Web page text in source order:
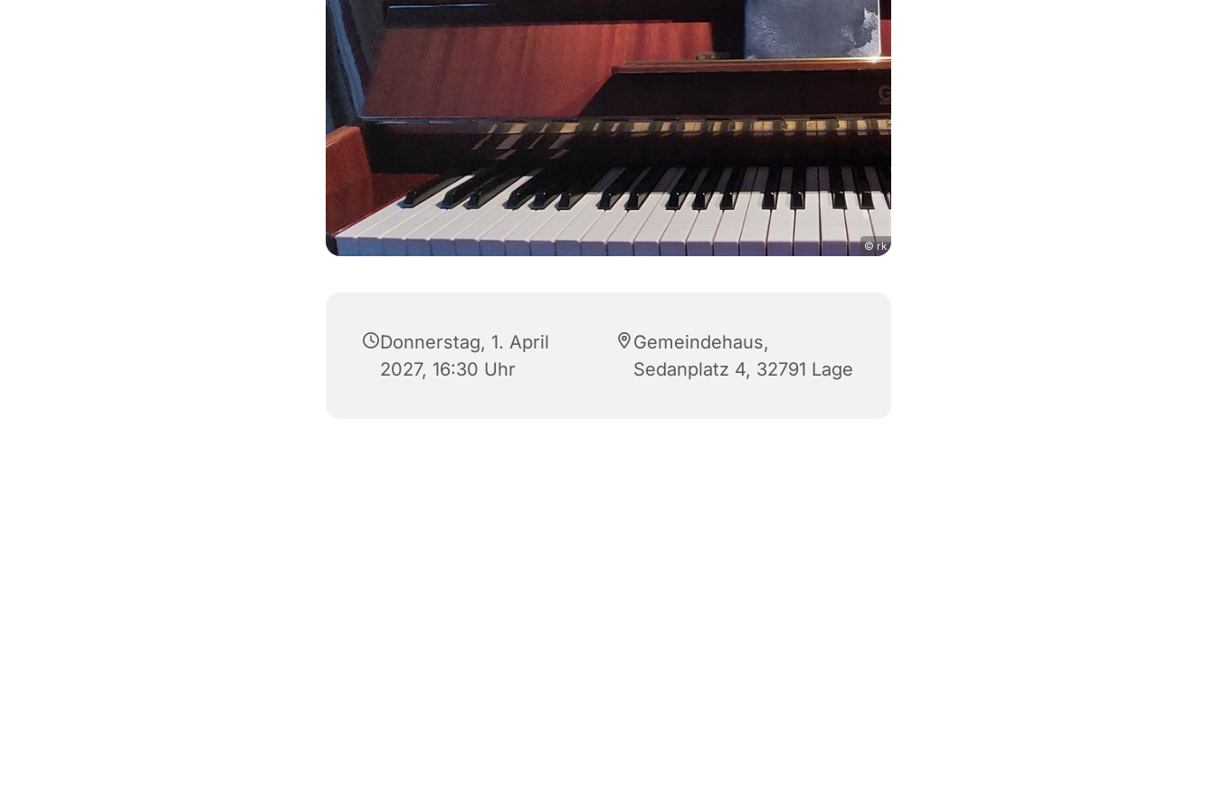
© rk
Donnerstag, 1. April
2027, 16:30 Uhr
Gemeindehaus,
Sedanplatz 4, 32791 Lage